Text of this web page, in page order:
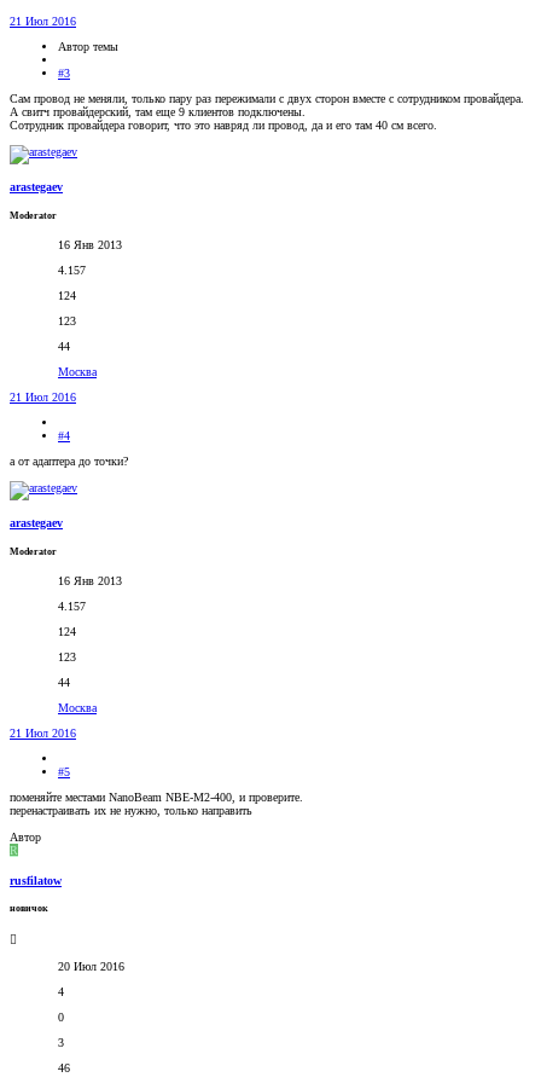
21 Июл 2016
Автор темы
#3
Сам провод не меняли, только пару раз пережимали с двух сторон вместе с сотрудником провайдера.
А свитч провайдерский, там еще 9 клиентов подключены.
Сотрудник провайдера говорит, что это навряд ли провод, да и его там 40 см всего.
arastegaev
Moderator
16 Янв 2013
4.157
124
123
44
Москва
21 Июл 2016
#4
а от адаптера до точки?
arastegaev
Moderator
16 Янв 2013
4.157
124
123
44
Москва
21 Июл 2016
#5
поменяйте местами NanoBeam NBE-M2-400, и проверите.
перенастраивать их не нужно, только направить
Автор
R
rusfilatow
новичок
20 Июл 2016
4
0
3
46